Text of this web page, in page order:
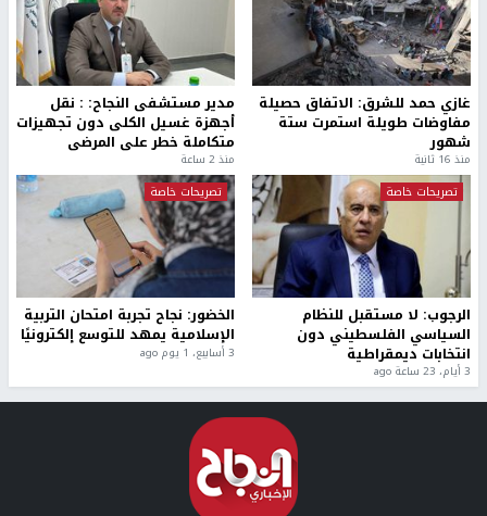
غازي حمد للشرق: الاتفاق حصيلة
مفاوضات طويلة استمرت ستة
شهور
منذ 16 ثانية
مدير مستشفى النجاح: : نقل
أجهزة غسيل الكلى دون تجهيزات
متكاملة خطر على المرضى
منذ 2 ساعة
تصريحات خاصة
الرجوب: لا مستقبل للنظام
السياسي الفلسطيني دون
انتخابات ديمقراطية
3 أيام، 23 ساعة ago
تصريحات خاصة
الخضور: نجاح تجربة امتحان التربية
الإسلامية يمهد للتوسع إلكترونيًا
3 أسابيع، 1 يوم ago